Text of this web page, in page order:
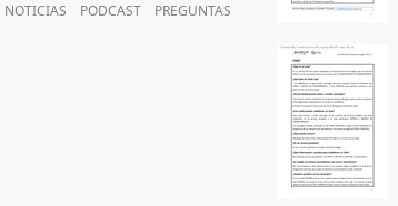
NOTICIAS PODCAST
PREGUNTAS